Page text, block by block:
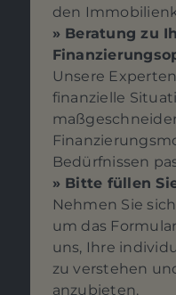
den
» Beratung zu
Unsere
finanzielle
Bedürfnissen
» Bitte füllen
Nehmen Sie
um das
uns, Ihre
zu verstehen
anzubieten.